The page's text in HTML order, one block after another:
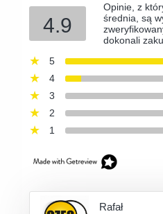
4.9
Opinie, z
średnia, są
dokonali
5
4
3
2
1
Rafał